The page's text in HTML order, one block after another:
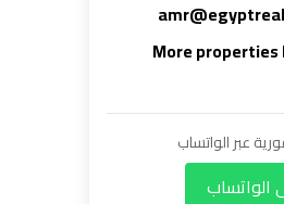
More properties
عبر الواتساب
الواتساب